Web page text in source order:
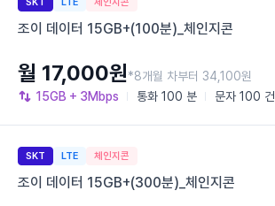
조이 데이터 15GB+(100분)_체인지콘
15GB + 3Mbps 통화 100 분 문자 100 건
월 17,000원*8개월 차부터 34,100원
SKT LTE 체인지콘
조이 데이터 15GB+(300분)_체인지콘